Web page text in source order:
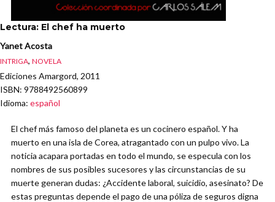
Lectura: El chef ha muerto
Yanet Acosta
INTRIGA, NOVELA
Ediciones Amargord, 2011
ISBN: 9788492560899
Idioma: español
El chef más famoso del planeta es un cocinero español. Y ha
muerto en una isla de Corea, atragantado con un pulpo vivo. La
noticia acapara portadas en todo el mundo, se especula con los
nombres de sus posibles sucesores y las circunstancias de su
muerte generan dudas: ¿Accidente laboral, suicidio, asesinato? De
estas preguntas depende el pago de una póliza de seguros digna